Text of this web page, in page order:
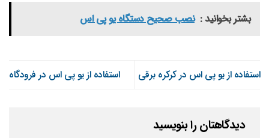
بشتر بخوانید : نصب صحیح دستگاه یو پی اس
استفاده از یو پی اس در کرکره برقی استفاده از یو پی اس در فرودگاه
دیدگاهتان را بنویسید